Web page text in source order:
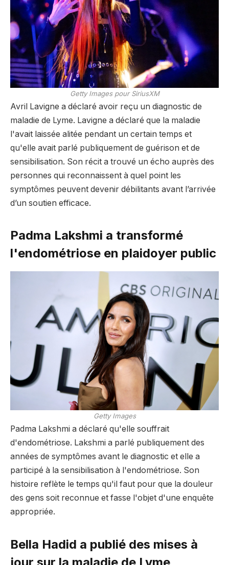
Getty Images pour SiriusXM
Avril Lavigne a déclaré avoir reçu un diagnostic de
maladie de Lyme. Lavigne a déclaré que la maladie
l'avait laissée alitée pendant un certain temps et
qu'elle avait parlé publiquement de guérison et de
sensibilisation. Son récit a trouvé un écho auprès des
personnes qui reconnaissent à quel point les
symptômes peuvent devenir débilitants avant l’arrivée
d’un soutien efficace.
Padma Lakshmi a transformé
l'endométriose en plaidoyer public
Getty Images
Padma Lakshmi a déclaré qu'elle souffrait
d'endométriose. Lakshmi a parlé publiquement des
années de symptômes avant le diagnostic et elle a
participé à la sensibilisation à l'endométriose. Son
histoire reflète le temps qu'il faut pour que la douleur
des gens soit reconnue et fasse l'objet d'une enquête
appropriée.
Bella Hadid a publié des mises à
jour sur la maladie de Lyme